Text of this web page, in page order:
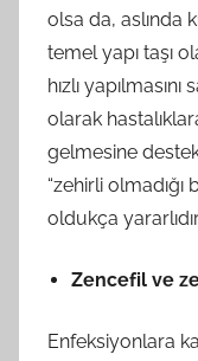
olsa da, aslında
temel yapı taşı
hızlı
olarak
gelmesine destek
“zehirli
oldukça
Zencefil ve
Enfeksiyonlara